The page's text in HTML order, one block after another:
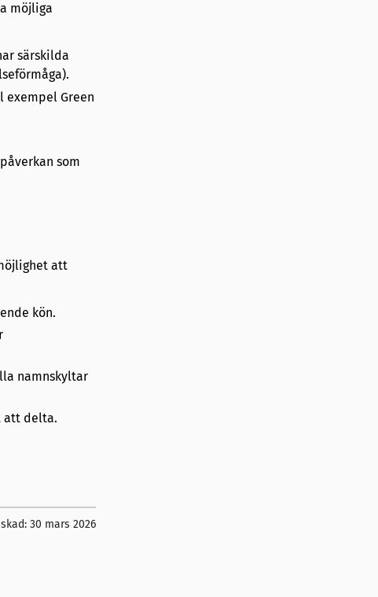
möjliga
särskilda
Green
som
att
kön.
namnskyltar
att delta.
30 mars 2026